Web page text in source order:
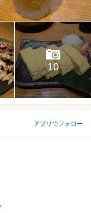
10
アプリでフォロー